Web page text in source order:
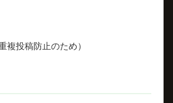
複投稿防止のため）